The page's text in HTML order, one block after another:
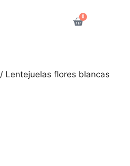
0
/ Lentejuelas flores blancas